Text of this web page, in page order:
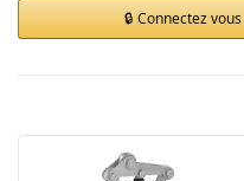
Connectez